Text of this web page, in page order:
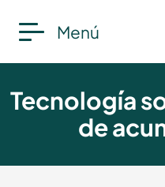
Menú
Tecnología
de